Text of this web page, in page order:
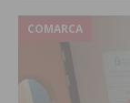
COMARCA